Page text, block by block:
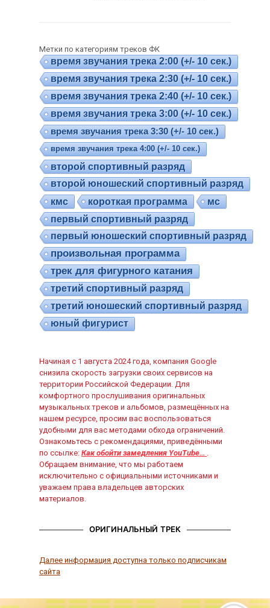
Метки по категориям треков ФК
время звучания трека 2:00 (+/- 10 сек.)
время звучания трека 2:30 (+/- 10 сек.)
время звучания трека 2:40 (+/- 10 сек.)
время звучания трека 3:00 (+/- 10 сек.)
время звучания трека 3:30 (+/- 10 сек.)
время звучания трека 4:00 (+/- 10 сек.)
второй спортивный разряд
второй юношеский спортивный разряд
кмс короткая программа
мс
первый спортивный разряд
первый юношеский спортивный разряд
произвольная программа
трек для фигурного катания
третий спортивный разряд
третий юношеский спортивный разряд
юный фигурист
Начиная с 1 августа 2024 года, компания Google
снизила скорость загрузки своих сервисов на
территории Российской Федерации. Для
комфортного прослушивания оригинальных
музыкальных треков и альбомов, размещённых на
нашем ресурсе, просим вас воспользоваться
удобными для вас методами обхода ограничений.
Ознакомьтесь с рекомендациями, приведёнными
по ссылке: Как обойти замедления YouTube… .
Обращаем внимание, что мы работаем
исключительно с официальными источниками и
уважаем права владельцев авторских
материалов.
ОРИГИНАЛЬНЫЙ ТРЕК
Далее информация доступна только подписчикам
сайта